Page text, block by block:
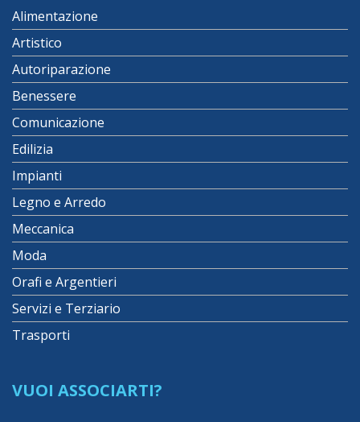
Alimentazione
Artistico
Autoriparazione
Benessere
Comunicazione
Edilizia
Impianti
Legno e Arredo
Meccanica
Moda
Orafi e Argentieri
Servizi e Terziario
Trasporti
VUOI ASSOCIARTI?